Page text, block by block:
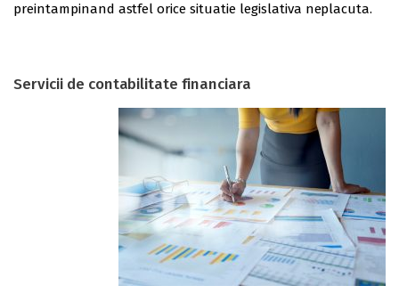
preintampinand astfel orice situatie legislativa neplacuta.
Servicii de contabilitate financiara